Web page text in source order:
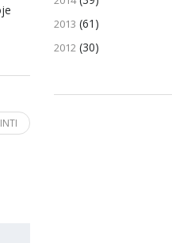
2013 (61)
2012 (30)